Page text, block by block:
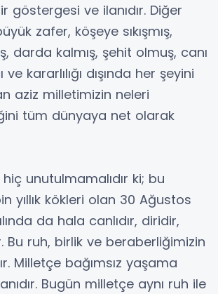
göstergesi ve ilanıdır. Diğer
zafer, köşeye sıkışmış,
darda kalmış, şehit olmuş, canı
ve kararlılığı dışında her şeyini
aziz milletimizin neleri
tüm dünyaya net olarak
unutulmamalıdır ki; bu
yıllık kökleri olan 30 Ağustos
da hala canlıdır, diridir,
Bu ruh, birlik ve beraberliğimizin
Milletçe bağımsız yaşama
Bugün milletçe aynı ruh ile